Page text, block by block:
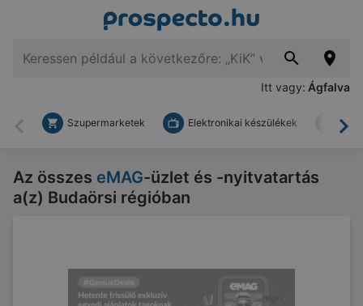
Itt vagy: Ágfalva
Vissza
Szupermarketek Elektronikai készülékek
Az összes eMAG-üzlet és -nyitvatartás
a(z) Budaörsi régióban